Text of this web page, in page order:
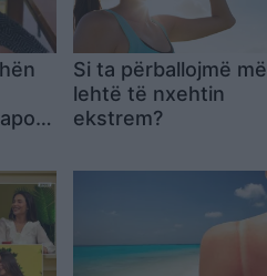
Si ta përballojmë më
lehtë të nxehtin
ekstrem?